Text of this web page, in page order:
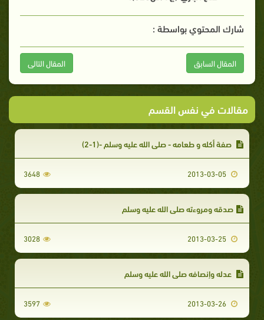
شارك المحتوي بواسطة :
المقال السابق المقال التالى
مقالات في نفس القسم
صفة أكله و طعامه - صلى الله عليه وسلم -(1-2)
3648
صدقه ومروءته صلى الله عليه وسلم
3028
عدله وإنصافه صلى الله عليه وسلم
3597